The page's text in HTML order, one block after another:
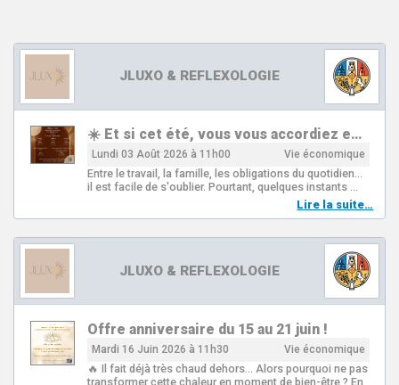
JLUXO & REFLEXOLOGIE
☀️ Et si cet été, vous vous accordiez e…
Lundi 03 Août 2026 à 11h00 Vie économique
Entre le travail, la famille, les obligations du quotidien…
il est facile de s'oublier. Pourtant, quelques instants …
Lire la suite…
JLUXO & REFLEXOLOGIE
Offre anniversaire du 15 au 21 juin !
Mardi 16 Juin 2026 à 11h30 Vie économique
🔥 Il fait déjà très chaud dehors... Alors pourquoi ne pas
transformer cette chaleur en moment de bien-être ? En